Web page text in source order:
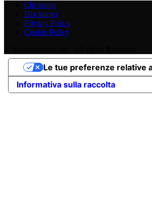
Chi siamo
Disclaimer
Privacy Policy
Cookie Policy
Informativa sulla raccolta
Le tue preferenze relative